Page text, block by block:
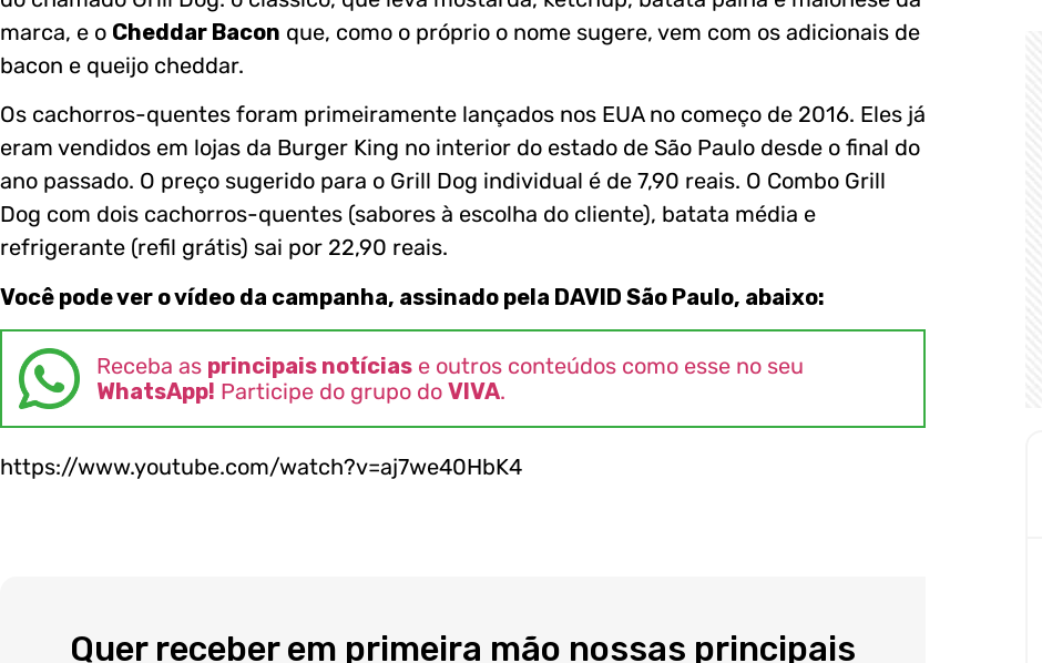
marca, e o Cheddar Bacon que, como o próprio o nome sugere, vem com os adicionais de
bacon e queijo cheddar.
Os cachorros-quentes foram primeiramente lançados nos EUA no começo de 2016. Eles já
eram vendidos em lojas da Burger King no interior do estado de São Paulo desde o final do
ano passado. O preço sugerido para o Grill Dog individual é de 7,90 reais. O Combo Grill
Dog com dois cachorros-quentes (sabores à escolha do cliente), batata média e
refrigerante (refil grátis) sai por 22,90 reais.
Você pode ver o vídeo da campanha, assinado pela DAVID São Paulo, abaixo:
Receba as principais notícias e outros conteúdos como esse no seu
WhatsApp! Participe do grupo do VIVA.
https://www.youtube.com/watch?v=aj7we40HbK4
Quer receber em primeira mão nossas principais